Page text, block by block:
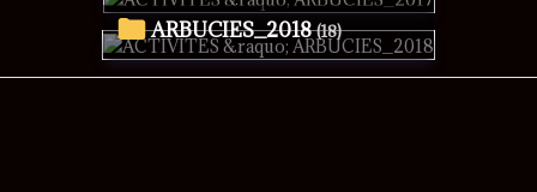
ARBUCIES_2018 (18)